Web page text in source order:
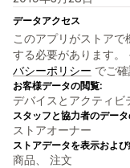
データアクセス
このアプリがストアで
する必要があります。
バシーポリシー でご確
お客様データの閲覧:
デバイスとアクティビ
スタッフと協力者のデー
ストアオーナー
ストアデータを表示およ
商品、 注文